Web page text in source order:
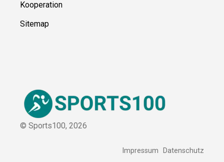
Über uns
Kontakt